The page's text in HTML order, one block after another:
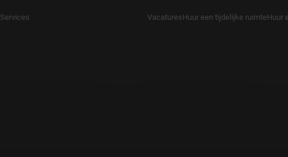
Services
VacaturesHuur een tijdelijke ruimteHuur